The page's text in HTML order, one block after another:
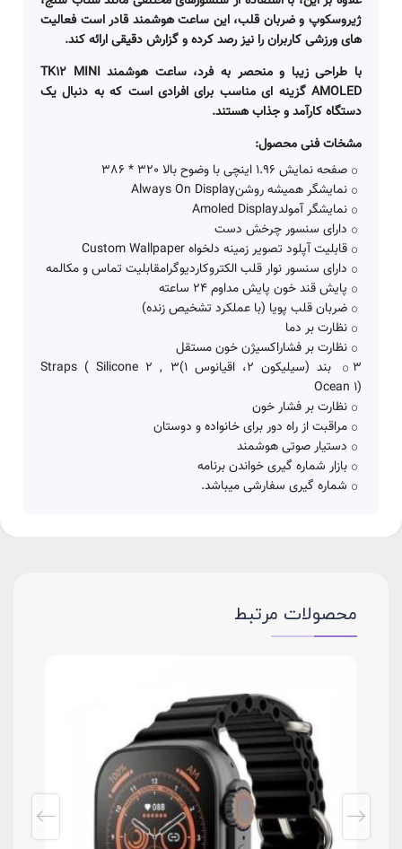
ژیروسکوپ و ضربان قلب، این ساعت هوشمند قادر است فعالیت
های ورزشی کاربران را نیز رصد کرده و گزارش دقیقی ارائه کند.
با طراحی زیبا و منحصر به فرد، ساعت هوشمند TK12 MINI
AMOLED گزینه ای مناسب برای افرادی است که به دنبال یک
دستگاه کارآمد و جذاب هستند.
مشخات فنی محصول:
صفحه نمایش 1.96 اینچی با وضوح بالا 320 * 386
نمایشگر همیشه روشنAlways On Display
نمایشگر آمولدAmoled Display
دارای سنسور چرخش دست
قابلیت آپلود تصویر زمینه دلخواه Custom Wallpaper
دارای سنسور نوار قلب الکتروکاردیوگرامقابلیت تماس و مکالمه
پایش قند خون پایش مداوم 24 ساعته
ضربان قلب پویا (با عملکرد تشخیص زنده)
نظارت بر دما
نظارت بر فشاراکسیژن خون مستقل
3 بند (سیلیکون 2، اقیانوس 1)3 Straps ( Silicone 2 ,
Ocean 1)
نظارت بر فشار خون
مراقبت از راه دور برای خانواده و دوستان
دستیار صوتی هوشمند
بازار شماره گیری خواندن برنامه
شماره گیری سفارشی میباشد.
محصولات مرتبط